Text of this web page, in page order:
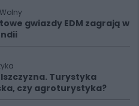
gwiazdy EDM zagrają w
Turystyka
czy agroturystyka?